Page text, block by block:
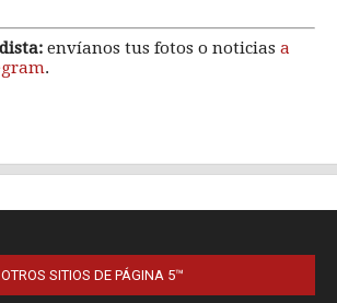
OTROS SITIOS DE PÁGINA 5™